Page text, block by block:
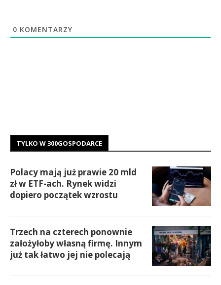
0 KOMENTARZY
TYLKO W 300GOSPODARCE
Polacy mają już prawie 20 mld
zł w ETF-ach. Rynek widzi
dopiero początek wzrostu
Trzech na czterech ponownie
założyłoby własną firmę. Innym
już tak łatwo jej nie polecają